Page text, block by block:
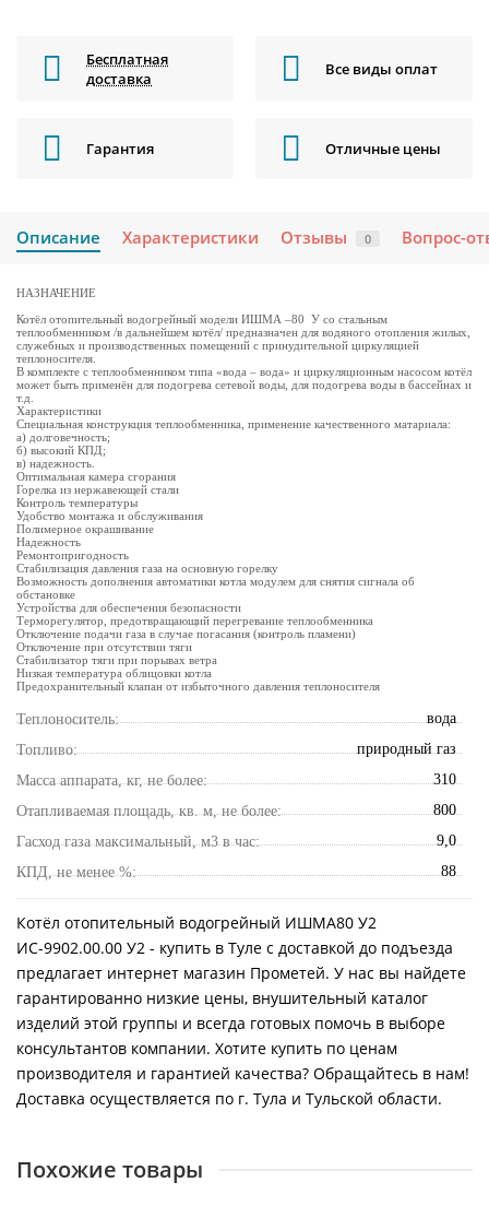
Бесплатная
доставка
Все виды оплат
Гарантия Отличные цены
Описание Характеристики Отзывы 0 Вопрос-
НАЗНАЧЕНИЕ
Котёл отопительный водогрейный модели ИШМА –80 У со стальным
теплообменником /в дальнейшем котёл/ предназначен для водяного отопления жилых,
служебных и производственных помещений с принудительной циркуляцией
теплоносителя.
В комплекте с теплообменником типа «вода – вода» и циркуляционным насосом котёл
может быть применён для подогрева сетевой воды, для подогрева воды в бассейнах и
т.д.
Характеристики
Специальная конструкция теплообменника, применение качественного матариала:
а) долговечность;
б) высокий КПД;
в) надежность.
Оптимальная камера сгорания
Горелка из нержавеющей стали
Контроль температуры
Удобство монтажа и обслуживания
Полимерное окрашивание
Надежность
Ремонтопригодность
Стабилизация давления газа на основную горелку
Возможность дополнения автоматики котла модулем для снятия сигнала об
обстановке
Устройства для обеспечения безопасности
Терморегулятор, предотвращающий перегревание теплообменника
Отключение подачи газа в случае погасания (контроль пламени)
Отключение при отсутствии тяги
Стабилизатор тяги при порывах ветра
Низкая температура облицовки котла
Предохранительный клапан от избыточного давления теплоносителя
Теплоноситель:
вода
Топливо:
природный газ
Масса аппарата, кг, не более:
310
Отапливаемая площадь, кв. м, не более:
800
Гасход газа максимальный, м3 в час:
9,0
КПД, не менее %:
88
Котёл отопительный водогрейный ИШМА80 У2
ИС-9902.00.00 У2 - купить в Туле с доставкой до подъезда
предлагает интернет магазин Прометей. У нас вы найдете
гарантированно низкие цены, внушительный каталог
изделий этой группы и всегда готовых помочь в выборе
консультантов компании. Хотите купить по ценам
производителя и гарантией качества? Обращайтесь в нам!
Доставка осуществляется по г. Тула и Тульской области.
Похожие товары